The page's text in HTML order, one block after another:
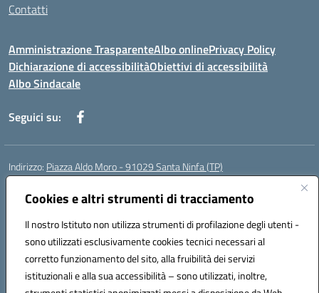
Cookies e altri strumenti di tracciamento
Il nostro Istituto non utilizza strumenti di profilazione degli utenti -
sono utilizzati esclusivamente cookies tecnici necessari al
corretto funzionamento del sito, alla fruibilità dei servizi
istituzionali e alla sua accessibilità – sono utilizzati, inoltre,
Contatti
Amministrazione TrasparenteAlbo onlinePrivacy Policy
Dichiarazione di accessibilitàObiettivi di accessibilità
Albo Sindacale
Seguici su:
Indirizzo: Piazza Aldo Moro - 91029 Santa Ninfa (TP)
Centralino:
Posta elettronica certificata (PEC):tpic807004@pec.istruzione.it
Codice fiscale: 81002070811
Codice meccanografico:TPIC807004
Codice Indice delle Pubbliche Amministrazioni (IPA): istsc_tpic807004
Codice unico di fatturazione (CUF): UFLMAN